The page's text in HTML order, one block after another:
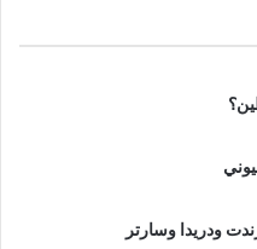
ودريدا وسارتر